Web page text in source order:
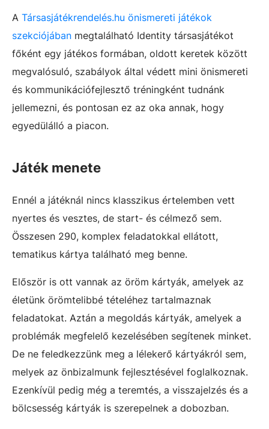
A Társasjátékrendelés.hu önismereti játékok
szekciójában megtalálható Identity társasjátékot
főként egy játékos formában, oldott keretek között
megvalósuló, szabályok által védett mini önismereti
és kommunikációfejlesztő tréningként tudnánk
jellemezni, és pontosan ez az oka annak, hogy
egyedülálló a piacon.
Játék menete
Ennél a játéknál nincs klasszikus értelemben vett
nyertes és vesztes, de start- és célmező sem.
Összesen 290, komplex feladatokkal ellátott,
tematikus kártya található meg benne.
Először is ott vannak az öröm kártyák, amelyek az
életünk örömtelibbé tételéhez tartalmaznak
feladatokat. Aztán a megoldás kártyák, amelyek a
problémák megfelelő kezelésében segítenek minket.
De ne feledkezzünk meg a lélekerő kártyákról sem,
melyek az önbizalmunk fejlesztésével foglalkoznak.
Ezenkívül pedig még a teremtés, a visszajelzés és a
bölcsesség kártyák is szerepelnek a dobozban.